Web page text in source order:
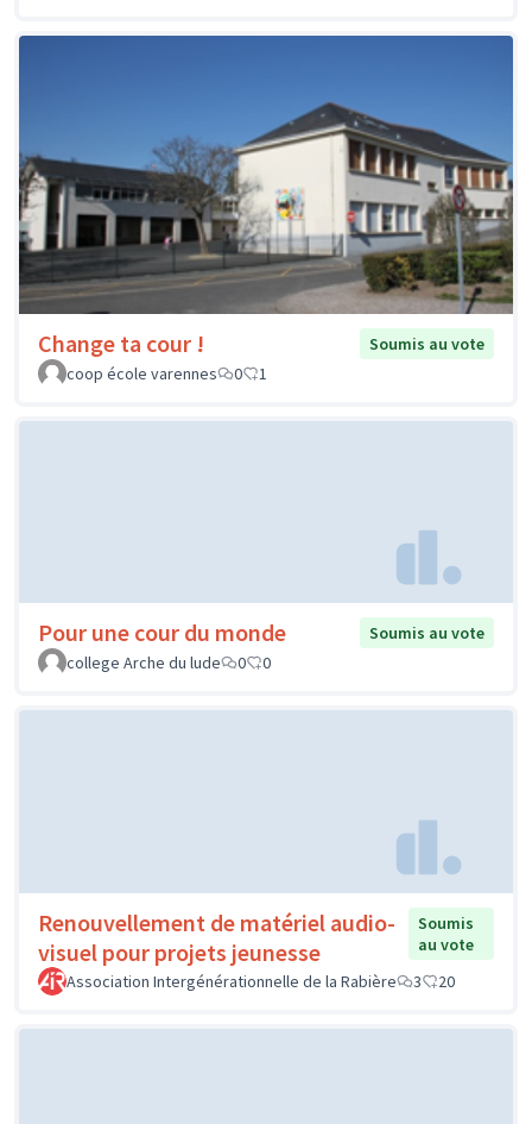
Change ta cour !
Soumis au vote
coop école varennes
0 1
Pour une cour du monde
Soumis au vote
college Arche du lude
0 0
Renouvellement de matériel audio-
visuel pour projets jeunesse
Soumis
au vote
Association Intergénérationnelle de la Rabière
3 20